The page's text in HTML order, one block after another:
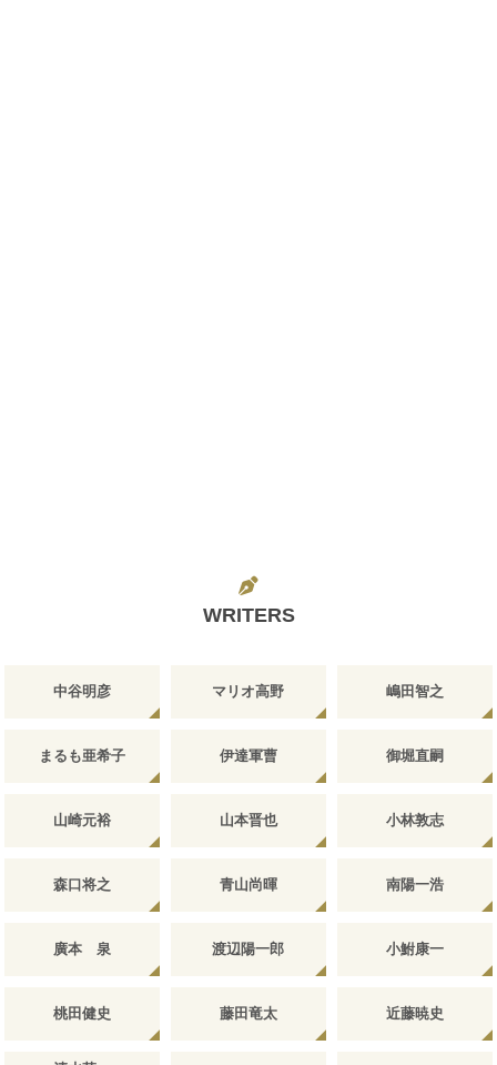
WRITERS
中谷明彦 マリオ高野 嶋田智之
まるも亜希子 伊達軍曹 御堀直嗣
山崎元裕 山本晋也 小林敦志
森口将之 青山尚暉 南陽一浩
廣本 泉 渡辺陽一郎 小鮒康一
桃田健史 藤田竜太 近藤暁史